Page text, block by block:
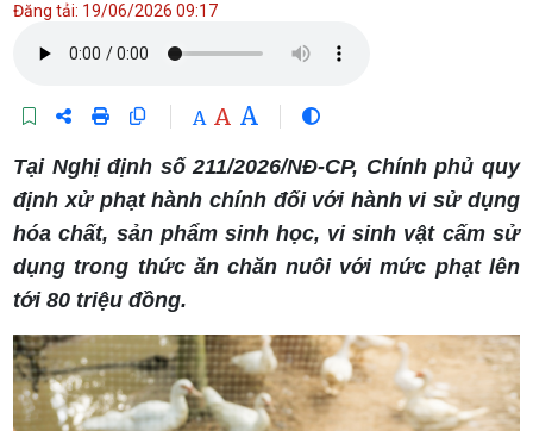
Đăng tải: 19/06/2026 09:17
A A A
Tại Nghị định số 211/2026/NĐ-CP, Chính phủ quy
định xử phạt hành chính đối với hành vi sử dụng
hóa chất, sản phẩm sinh học, vi sinh vật cấm sử
dụng trong thức ăn chăn nuôi với mức phạt lên
tới 80 triệu đồng.